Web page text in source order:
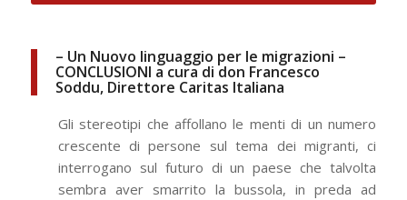
– Un Nuovo linguaggio per le migrazioni –
CONCLUSIONI a cura di don Francesco
Soddu, Direttore Caritas Italiana
Gli stereotipi che affollano le menti di un numero
crescente di persone sul tema dei migranti, ci
interrogano sul futuro di un paese che talvolta
sembra aver smarrito la bussola, in preda ad